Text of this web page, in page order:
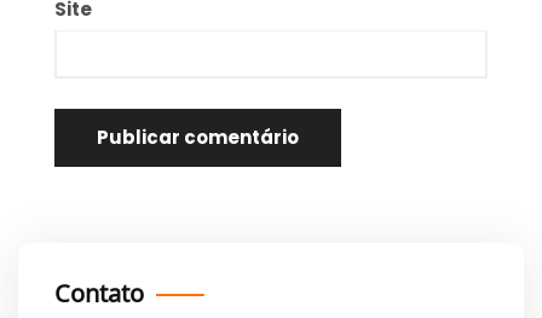
Site
Contato